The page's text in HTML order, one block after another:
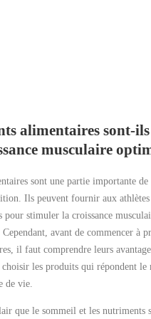
alimentaires sont-ils
musculaire
sont une partie importante
Ils peuvent fournir aux
pour stimuler la croissance
avant de commencer à
il faut comprendre leurs
les produits qui répondent le
de vie.
que le sommeil et les nutriments